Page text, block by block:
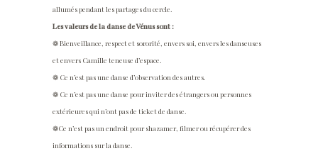
allumés pendant les partages du cercle.
Les valeurs de la danse de Vénus sont :
❁ Bienveillance, respect et sororité, envers soi, envers les danseuses
et envers Camille teneuse d’espace.
❁ Ce n’est pas une danse d’observation des autres.
❁ Ce n’est pas une danse pour inviter des étrangers ou personnes
extérieures qui n’ont pas de ticket de danse.
❁Ce n’est pas un endroit pour shazamer, filmer ou récupérer des
informations sur la danse.